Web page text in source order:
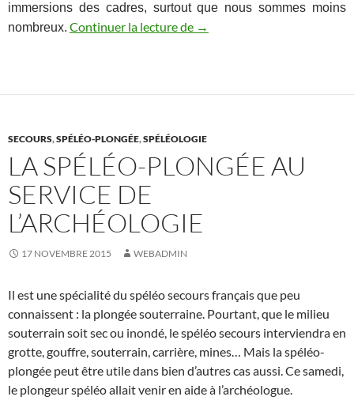
immersions des cadres, surtout que nous sommes moins
nombreux. Continuer la lecture de STAGE DÉCOUVERTE DE
→
SECOURS,SPÉLÉO-PLONGÉE,SPÉLÉOLOGIE
LA SPÉLÉO-PLONGÉE AU
SERVICE DE
L’ARCHÉOLOGIE
17 NOVEMBRE 2015 WEBADMIN
Il est une spécialité du spéléo secours français que peu
connaissent : la plongée souterraine. Pourtant, que le milieu
souterrain soit sec ou inondé, le spéléo secours interviendra en
grotte, gouffre, souterrain, carrière, mines… Mais la spéléo-
plongée peut être utile dans bien d’autres cas aussi. Ce samedi,
le plongeur spéléo allait venir en aide à l’archéologue.